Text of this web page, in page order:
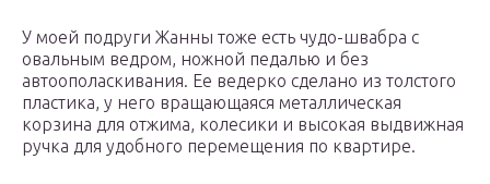
У моей подруги Жанны тоже есть чудо-швабра с
овальным ведром, ножной педалью и без
автоополаскивания. Ее ведерко сделано из толстого
пластика, у него вращающаяся металлическая
корзина для отжима, колесики и высокая выдвижная
ручка для удобного перемещения по квартире.